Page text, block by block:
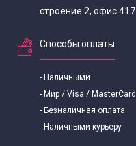
строение 2, офис 417
Способы оплаты
- Наличными
- Мир / Visa / MasterCard
- Безналичная оплата
- Наличными курьеру